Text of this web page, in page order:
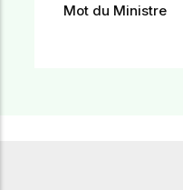
Mot du Ministre